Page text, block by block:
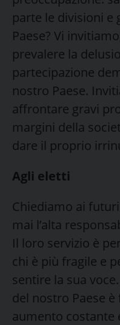
parte le divisioni e
Paese? Vi
prevalere la
partecipazione
nostro Paese.
affrontare gravi
margini della
dare il proprio
Agli eletti
Chiediamo ai
mai l’alta
Il loro servizio è
chi è più fragile e
sentire la sua
del nostro Paese
aumento costante